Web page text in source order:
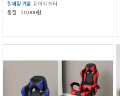
함께할 겨울 접이식 히터
품절
50,000원